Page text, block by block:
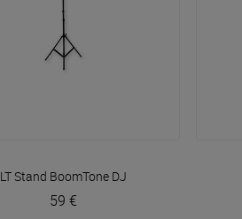
VOIR EN DÉTAIL
LT Stand BoomTone DJ
59 €